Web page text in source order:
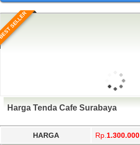
SELLER
Harga Tenda Cafe Surabaya
HARGA Rp. 1.300.000